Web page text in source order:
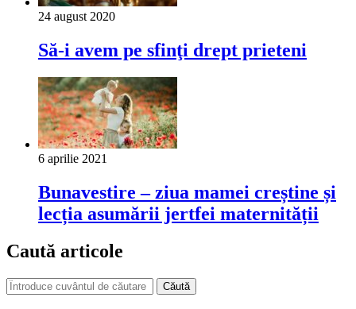
24 august 2020
Să-i avem pe sfinţi drept prieteni
6 aprilie 2021
Bunavestire – ziua mamei creștine și
lecția asumării jertfei maternității
Caută articole
Căută